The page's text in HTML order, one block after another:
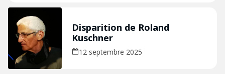
Disparition de Roland
Kuschner
12 septembre 2025